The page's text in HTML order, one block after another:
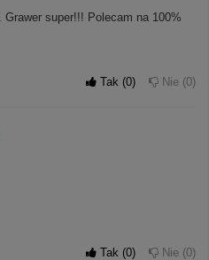
super!!! Polecam na 100%
Tak 0 Nie 0
Tak 0 Nie 0